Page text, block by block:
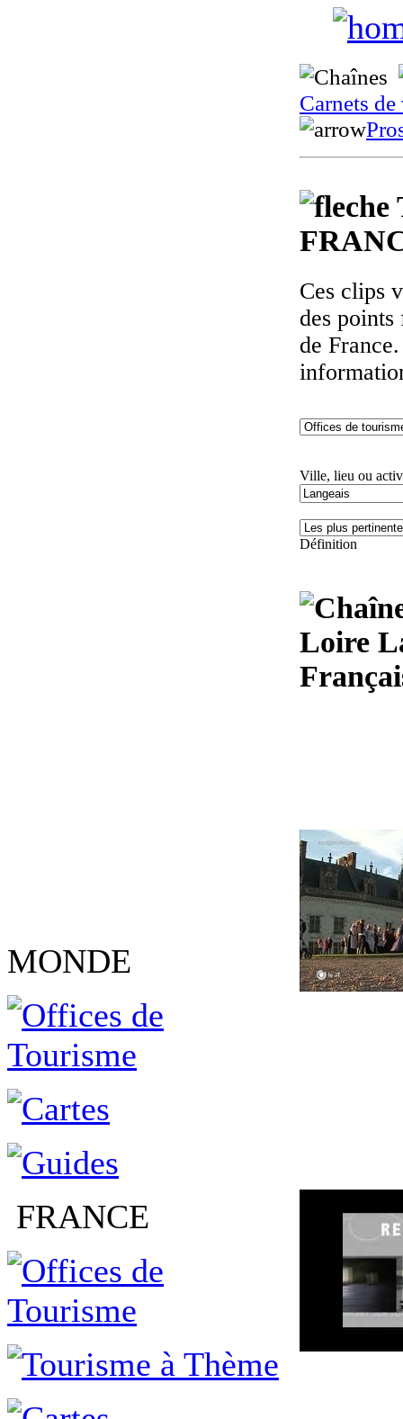
MONDE
FRANCE
Carnets
Ces clips
des
de
Ville, lieu ou
Définition
Loire